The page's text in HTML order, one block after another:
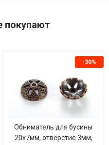
покупают
-30%
Обниматель для бусины
20х7мм, отверстие 3мм,